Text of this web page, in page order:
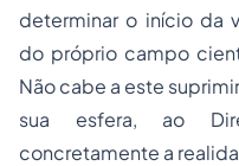
determinar o início da
do próprio campo
Não cabe a este
sua esfera, ao
concretamente a